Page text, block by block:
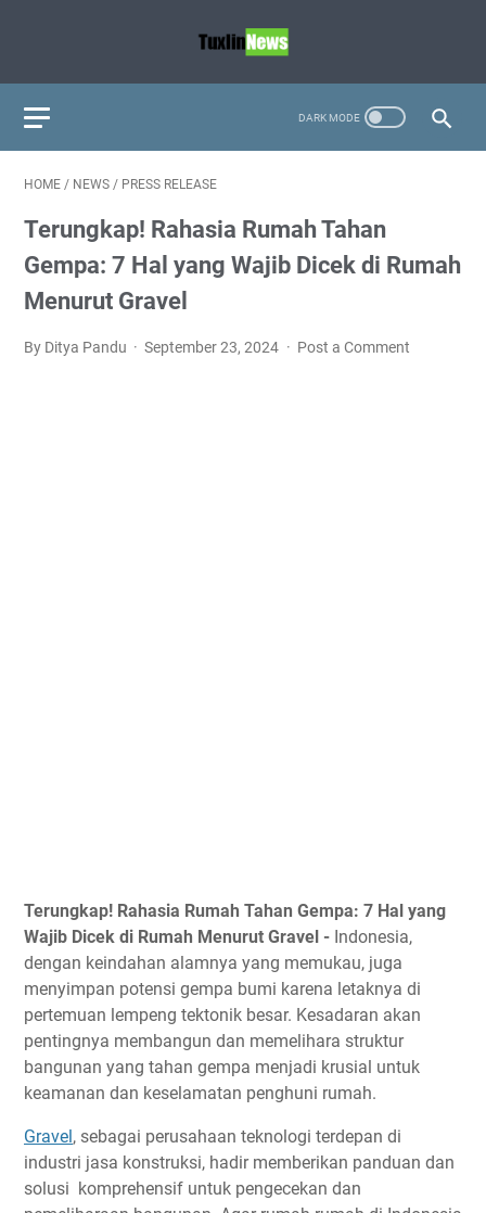
HOME / NEWS / PRESS RELEASE
Terungkap! Rahasia Rumah Tahan
Gempa: 7 Hal yang Wajib Dicek di Rumah
Menurut Gravel
By Ditya Pandu September 23, 2024 Post a Comment
Terungkap! Rahasia Rumah Tahan Gempa: 7 Hal yang
Wajib Dicek di Rumah Menurut Gravel - Indonesia,
dengan keindahan alamnya yang memukau, juga
menyimpan potensi gempa bumi karena letaknya di
pertemuan lempeng tektonik besar. Kesadaran akan
pentingnya membangun dan memelihara struktur
bangunan yang tahan gempa menjadi krusial untuk
keamanan dan keselamatan penghuni rumah.
Gravel, sebagai perusahaan teknologi terdepan di
industri jasa konstruksi, hadir memberikan panduan dan
solusi komprehensif untuk pengecekan dan